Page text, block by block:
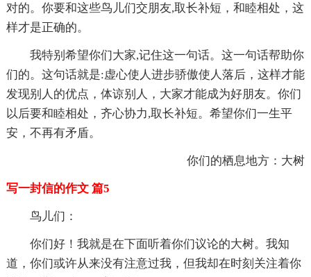
对的。你要和这些鸟儿们交朋友,取长补短，和睦相处，这
样才是正确的。
我特别希望你们大家,记住这一句话。这一句话帮助你
们的。这句话就是:虚心使人进步骄傲使人落后，这样才能
发现别人的优点，体谅别人，大家才能成为好朋友。你们
以后要和睦相处，齐心协力,取长补短。希望你们一生平
安，不再有矛盾。
你们的栖息地方：大树
写一封信的作文 篇5
鸟儿们：
你们好！我就是在下面听着你们议论的大树。我知
道，你们或许从来没有注意过我，但我却在时刻关注着你